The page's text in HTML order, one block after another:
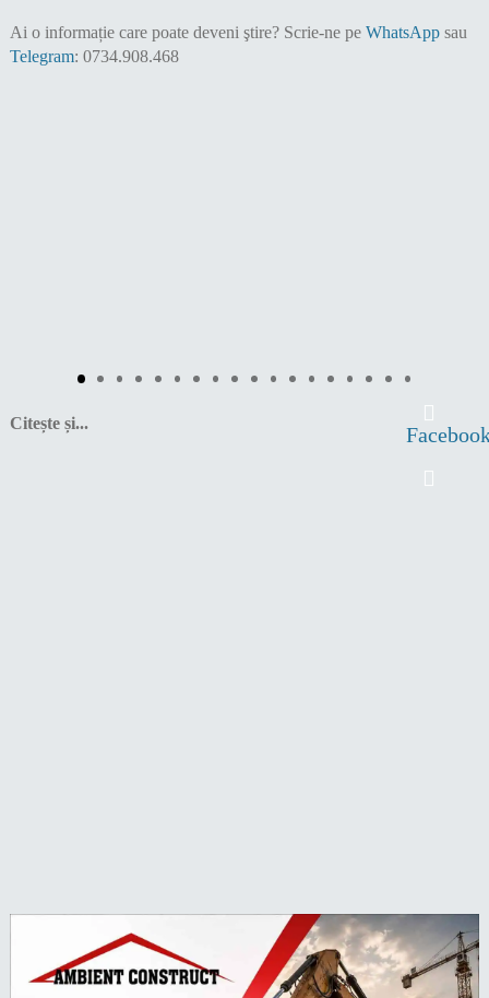
Ai o informație care poate deveni ştire? Scrie-ne pe WhatsAppsau
Telegram: 0734.908.468
Citește și...